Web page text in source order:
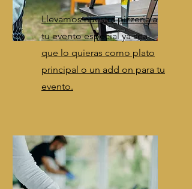
Llevamos nuestra pizzería a
tu evento especial ya sea
que lo quieras como plato
principal o un add on para tu
evento.